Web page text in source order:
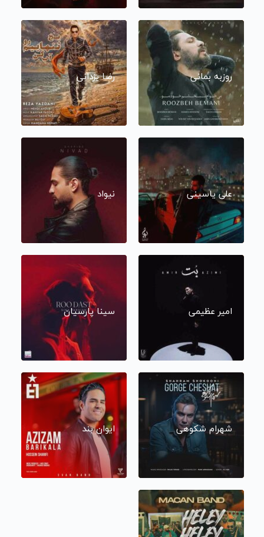
روزبه بمانی رضا یزدانی
علی یاسینی نیواد
امیر عظیمی سینا پارسیان
شهرام شکوهی ایوان بند